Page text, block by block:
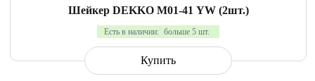
Шейкер DEKKO M01-41 YW (2шт.)
Есть в наличии: больше 5 шт.
Купить